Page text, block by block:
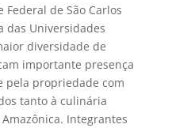
Federal de São Carlos
das Universidades
diversidade de
importante presença
pela propriedade com
tanto à culinária
Integrantes